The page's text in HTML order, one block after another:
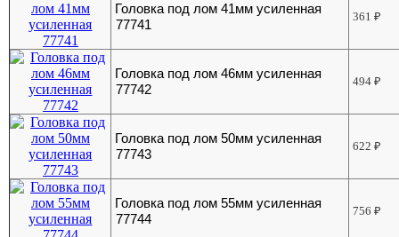
Головка под лом 41мм усиленная
77741
361₽
Головка под лом 46мм усиленная
77742
494₽
Головка под лом 50мм усиленная
77743
622₽
Головка под лом 55мм усиленная
77744
756₽